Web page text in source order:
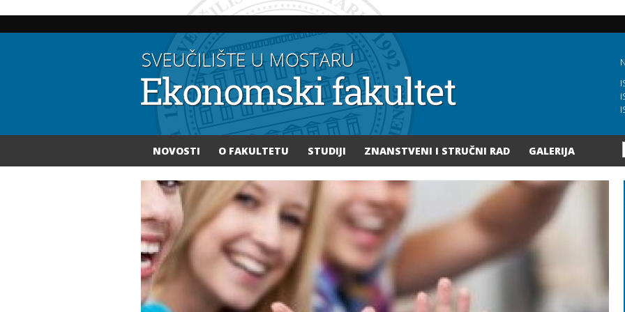
glavni
NOVOSTI O FAKULTETU STUDIJI ZNANSTVENI I STRUČNI RAD GALERIJA
Vi ste ovdje